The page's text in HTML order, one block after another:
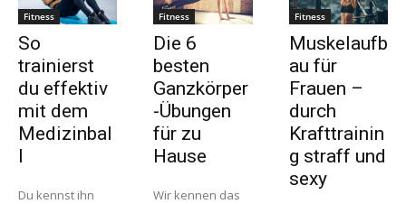
Fitness
So
trainierst
du effektiv
mit dem
Medizinbal
l
Du kennst ihn
Fitness
Die 6
besten
Ganzkörper
-Übungen
für zu
Hause
Wir kennen das
Fitness
Muskelaufb
au für
Frauen –
durch
Krafttrainin
g straff und
sexy